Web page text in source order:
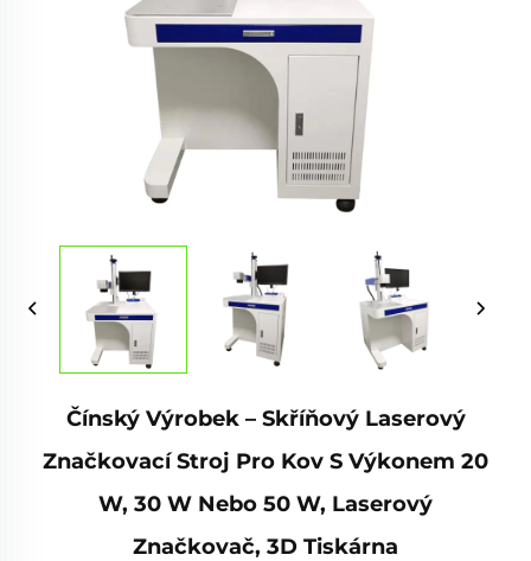
Čínský Výrobek – Skříňový Laserový
Značkovací Stroj Pro Kov S Výkonem 20
W, 30 W Nebo 50 W, Laserový
Značkovač, 3D Tiskárna